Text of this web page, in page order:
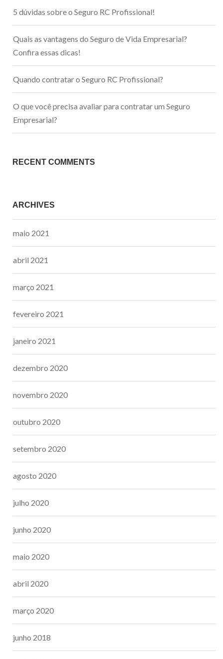
5 dúvidas sobre o Seguro RC Profissional!
Quais as vantagens do Seguro de Vida Empresarial?
Confira essas dicas!
Quando contratar o Seguro RC Profissional?
O que você precisa avaliar para contratar um Seguro
Empresarial?
RECENT COMMENTS
ARCHIVES
maio 2021
abril 2021
março 2021
fevereiro 2021
janeiro 2021
dezembro 2020
novembro 2020
outubro 2020
setembro 2020
agosto 2020
julho 2020
junho 2020
maio 2020
abril 2020
março 2020
junho 2018